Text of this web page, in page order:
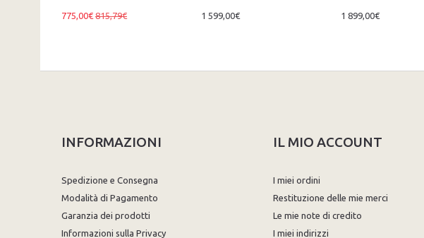
775,00€ 815,79€ 1 599,00€ 1 899,00€
INFORMAZIONI
Spedizione e Consegna
Modalità di Pagamento
Garanzia dei prodotti
Informazioni sulla Privacy
IL MIO ACCOUNT
I miei ordini
Restituzione delle mie merci
Le mie note di credito
I miei indirizzi